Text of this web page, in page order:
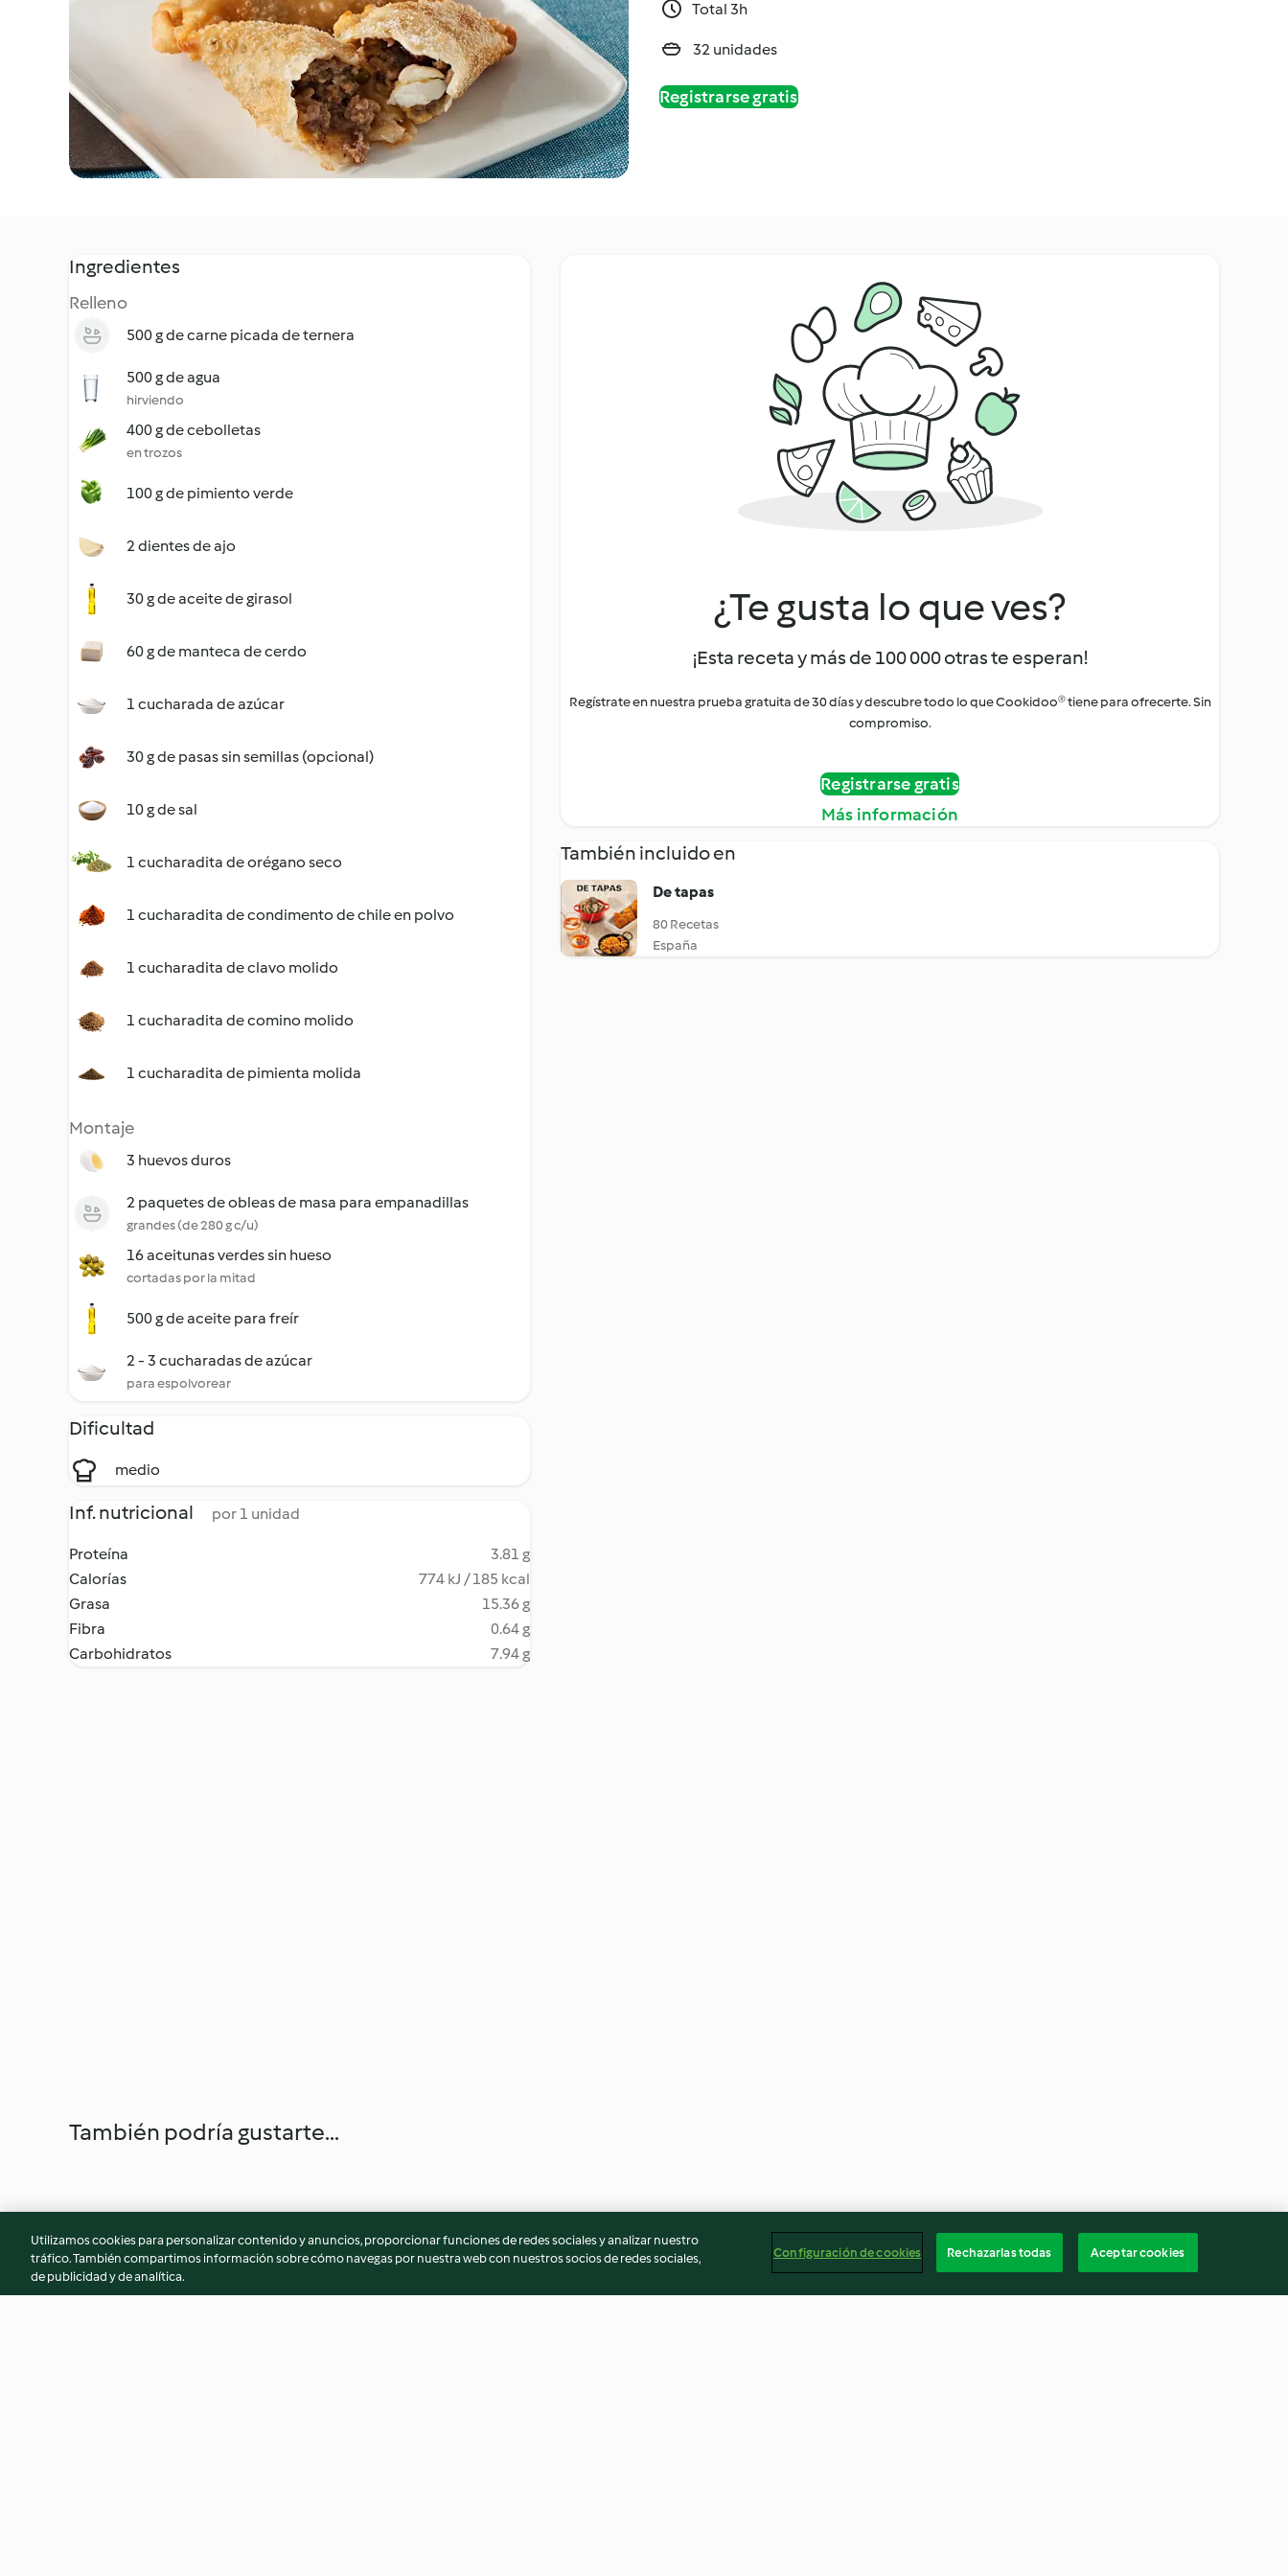
Total 3h
32 unidades
Registrarse gratis
Ingredientes
Relleno
500 g de carne picada de ternera
500 g de agua
hirviendo
400 g de cebolletas
en trozos
100 g de pimiento verde
2 dientes de ajo
30 g de aceite de girasol
60 g de manteca de cerdo
1 cucharada de azúcar
30 g de pasas sin semillas (opcional)
10 g de sal
1 cucharadita de orégano seco
1 cucharadita de condimento de chile en polvo
1 cucharadita de clavo molido
1 cucharadita de comino molido
1 cucharadita de pimienta molida
Montaje
3 huevos duros
2 paquetes de obleas de masa para empanadillas
grandes (de 280 g c/u)
16 aceitunas verdes sin hueso
cortadas por la mitad
500 g de aceite para freír
2 - 3 cucharadas de azúcar
para espolvorear
Dificultad
medio
Inf. nutricional por 1 unidad
Proteína
3.81 g
Calorías
774 kJ / 185 kcal
Grasa
15.36 g
Fibra
0.64 g
Carbohidratos
7.94 g
¿Te gusta lo que ves?
¡Esta receta y más de 100 000 otras te esperan!
Regístrate en nuestra prueba gratuita de 30 días y descubre todo lo que Cookidoo® tiene para ofrecerte. Sin
compromiso.
Registrarse gratis
Más información
También incluido en
De tapas
80 Recetas
España
También podría gustarte...
Utilizamos cookies para personalizar contenido y anuncios, proporcionar funciones de redes sociales y analizar nuestro
tráfico. También compartimos información sobre cómo navegas por nuestra web con nuestros socios de redes sociales,
de publicidad y de analítica.
Configuración de cookies Rechazarlas todas Aceptar cookies